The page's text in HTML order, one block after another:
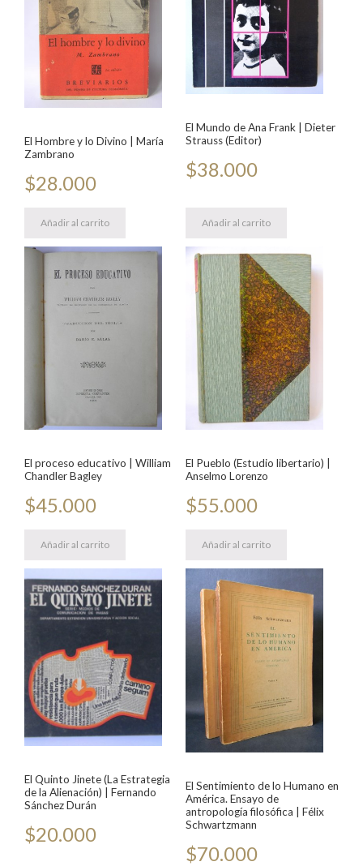
El Hombre y lo Divino | María
Zambrano
$28.000
Añadir al carrito
El Mundo de Ana Frank | Dieter
Strauss (Editor)
$38.000
Añadir al carrito
El proceso educativo | William
Chandler Bagley
$45.000
Añadir al carrito
El Pueblo (Estudio libertario) |
Anselmo Lorenzo
$55.000
Añadir al carrito
El Quinto Jinete (La Estrategia
de la Alienación) | Fernando
Sánchez Durán
$20.000
El Sentimiento de lo Humano en
América. Ensayo de
antropología filosófica | Félix
Schwartzmann
$70.000